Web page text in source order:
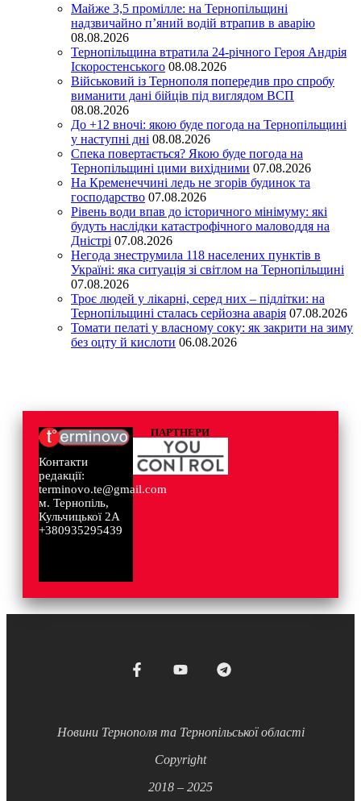
Майже 3,5 промілле: на Тернопільщині
надзвичайно п’яний водій втрапив в аварію
08.08.2026
Тернопільщина втратила 24-річного Героя Андрія
Іскоростенського 08.08.2026
Військовий із Тернополя попередив про спробу
виманити дані бійців під виглядом ВСП
08.08.2026
До +12 вночі: якою буде погода на Тернопільщині
у наступні дні 08.08.2026
Спека повертається? Якою буде погода на
Тернопільщині цими вихідними 07.08.2026
На Кременеччині ледь не згорів будинок та
господарство 07.08.2026
Рівень води впав до історичного мінімуму: які
будуть наслідки катастрофічного маловоддя на
Дністрі 07.08.2026
Негода знеструмила 118 населених пунктів в
Україні: яка ситуація зі світлом на Тернопільщині
07.08.2026
Троє людей у лікарні, серед них – підлітки: на
Тернопільщині сталась серйозна аварія 07.08.2026
Томати пелаті у власному соку: як закрити на зиму
без оцту й кислоти 06.08.2026
Контакти
редакції:
terminovo.te@gmail.com
м. Тернопіль,
Кульчицької 2А
+380935295439
ПАРТНЕРИ
Новини Тернополя та Тернопільської області
Copyright
2018 – 2025